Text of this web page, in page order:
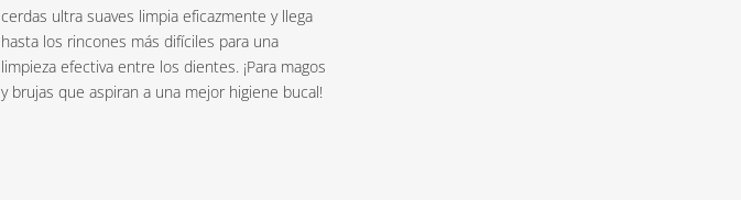
cerdas ultra suaves limpia eficazmente y llega
hasta los rincones más difíciles para una
limpieza efectiva entre los dientes. ¡Para magos
y brujas que aspiran a una mejor higiene bucal!